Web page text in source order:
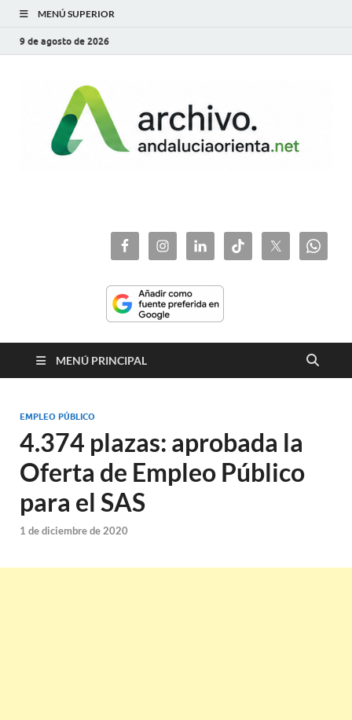
MENÚ SUPERIOR
9 de agosto de 2026
MENÚ PRINCIPAL
EMPLEO PÚBLICO
4.374 plazas: aprobada la
Oferta de Empleo Público
para el SAS
1 de diciembre de 2020